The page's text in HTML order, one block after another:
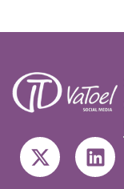
X
-
L
i